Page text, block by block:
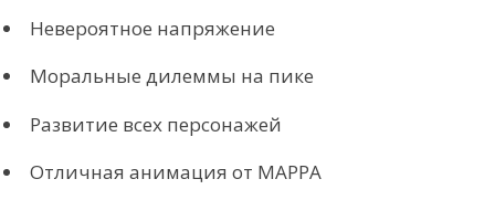
Невероятное напряжение
Моральные дилеммы на пике
Развитие всех персонажей
Отличная анимация от MAPPA